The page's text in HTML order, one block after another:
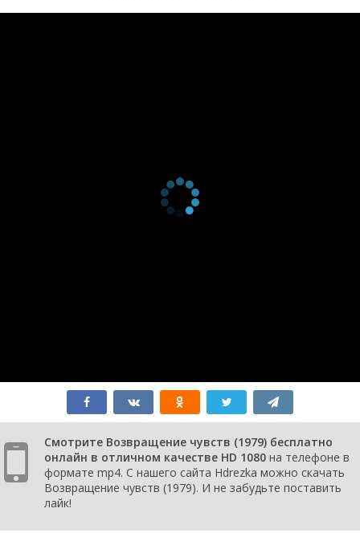
Смотрите Возвращение чувств (1979) бесплатно
онлайн в отличном качестве HD 1080 на телефоне в
формате mp4. С нашего сайта Hdrezka можно скачать
Возвращение чувств (1979). И не забудьте поставить
лайк!